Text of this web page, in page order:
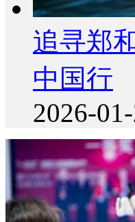
追寻郑
中国行
2026-